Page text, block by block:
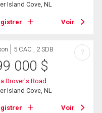
Island Cove, NL
Voir
5 CAC , 2 SDB
000 $
Drover's Road
Island Cove, NL
Voir
?